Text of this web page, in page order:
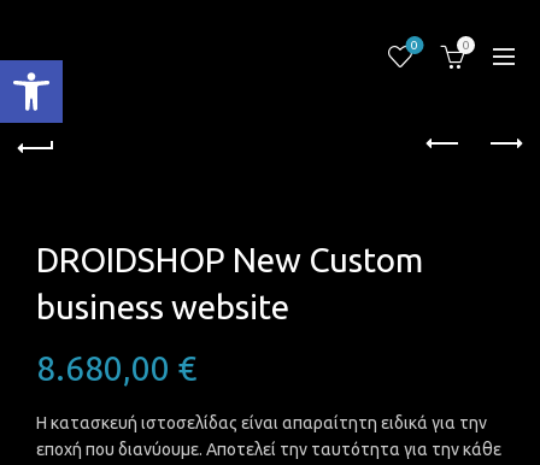
Ανοίξτε τη γραμμή εργαλείων
0 0
DROIDSHOP New Custom
business website
8.680,00 €
Η κατασκευή ιστοσελίδας είναι απαραίτητη ειδικά για την
εποχή που διανύουμε. Αποτελεί την ταυτότητα για την κάθε